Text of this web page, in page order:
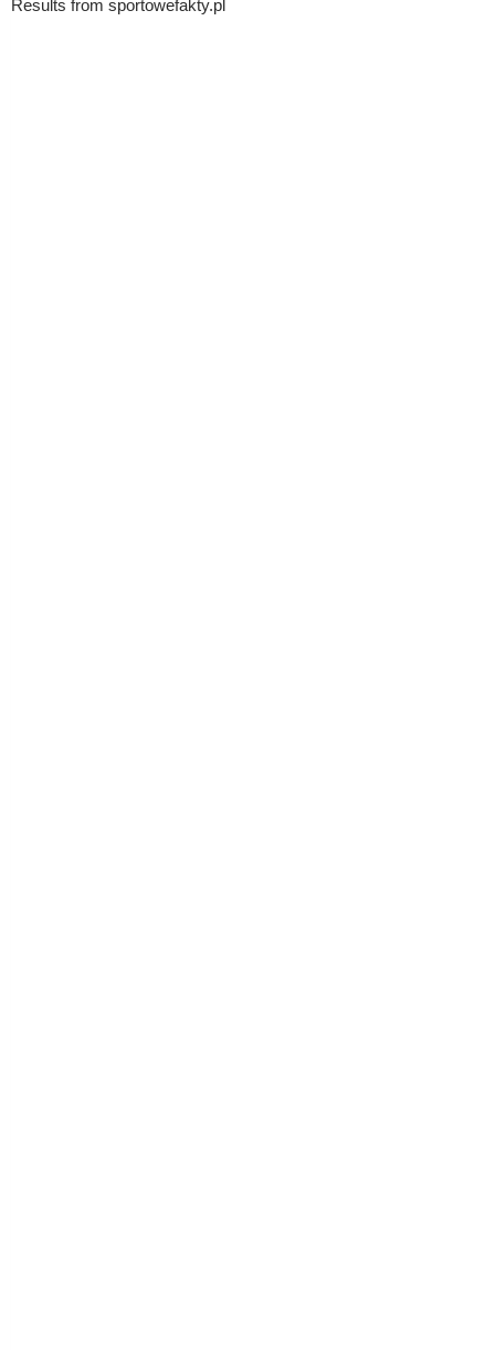
Results from sportowefakty.pl